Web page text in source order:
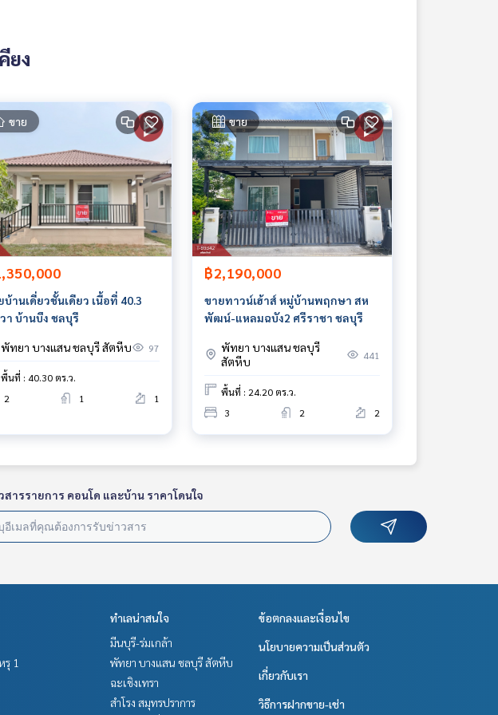
อสังหาริมทรัพย์
ยง
ขาย
บ้านเดี่ยวชั้นเดียว เนื้อที่ 40.3
า บ้านบึง ชลบุรี
พัทยา บางแสน ชลบุรี สัตหีบ 97
พื้นที่ : 40.30 ตร.ว.
2
1 1
ขาย
฿2,190,000
ขายทาวน์เฮ้าส์ หมู่บ้านพฤกษา สห
พัฒน์-แหลมฉบัง2 ศรีราชา ชลบุรี
พัทยา บางแสน ชลบุรี
สัตหีบ
441
พื้นที่ : 24.20 ตร.ว.
3
2 2
สารรายการ คอนโด และบ้าน ราคาโดนใจ
1
ทำเลน่าสนใจ
มีนบุรี-ร่มเกล้า
พัทยา บางแสน ชลบุรี สัตหีบ
ฉะเชิงเทรา
สำโรง สมุทรปราการ
ข้อตกลงและเงื่อนไข
นโยบายความเป็นส่วนตัว
เกี่ยวกับเรา
วิธีการฝากขาย-เช่า